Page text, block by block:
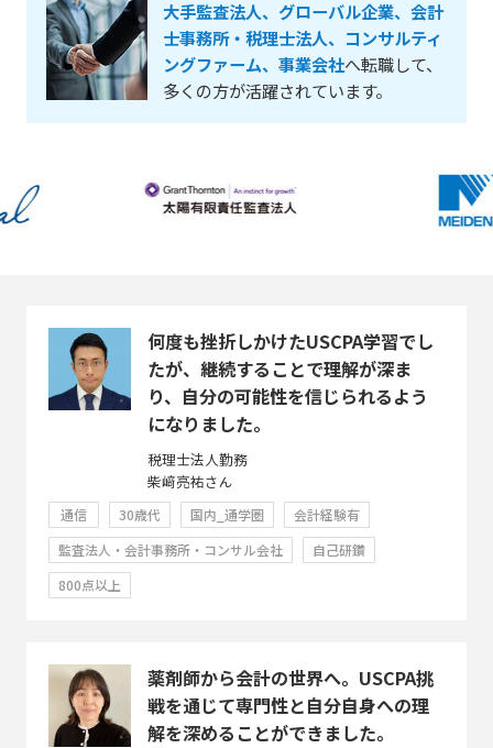
大手監査法人、グローバル企業、会計
士事務所・税理士法人、コンサルティ
ングファーム、事業会社へ転職して、
多くの方が活躍されています。
何度も挫折しかけたUSCPA学習でし
たが、継続することで理解が深ま
り、自分の可能性を信じられるよう
になりました。
税理士法人勤務
柴﨑亮祐さん
通信 30歳代 国内_通学圏
会計経験有
監査法人・会計事務所・コンサル会社
自己研鑽
800点以上
薬剤師から会計の世界へ。USCPA挑
戦を通じて専門性と自分自身への理
解を深めることができました。